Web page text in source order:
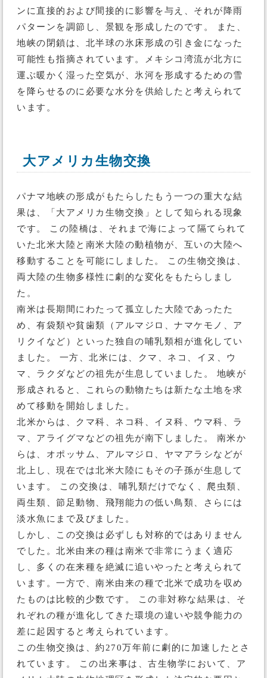
ンに直接的および間接的に影響を与え、それが降雨
パターンを調節し、景観を形成したのです。 また、
地峡の閉鎖は、北半球の氷床形成の引き金になった
可能性も指摘されています。メキシコ湾流が北方に
運ぶ暖かく湿った空気が、氷河を形成するための雪
を降らせるのに必要な水分を供給したと考えられて
います。
大アメリカ生物交換
パナマ地峡の形成がもたらしたもう一つの重大な結
果は、「大アメリカ生物交換」として知られる現象
です。 この陸橋は、それまで海によって隔てられて
いた北米大陸と南米大陸の動植物が、互いの大陸へ
移動することを可能にしました。 この生物交換は、
両大陸の生物多様性に劇的な変化をもたらしまし
た。
南米は長期間にわたって孤立した大陸であったた
め、有袋類や貧歯類（アルマジロ、ナマケモノ、ア
リクイなど）といった独自の哺乳類相が進化してい
ました。 一方、北米には、クマ、ネコ、イヌ、ウ
マ、ラクダなどの祖先が生息していました。 地峡が
形成されると、これらの動物たちは新たな土地を求
めて移動を開始しました。
北米からは、クマ科、ネコ科、イヌ科、ウマ科、ラ
マ、アライグマなどの祖先が南下しました。 南米か
らは、オポッサム、アルマジロ、ヤマアラシなどが
北上し、現在では北米大陸にもその子孫が生息して
います。 この交換は、哺乳類だけでなく、爬虫類、
両生類、節足動物、飛翔能力の低い鳥類、さらには
淡水魚にまで及びました。
しかし、この交換は必ずしも対称的ではありません
でした。北米由来の種は南米で非常にうまく適応
し、多くの在来種を絶滅に追いやったと考えられて
います。一方で、南米由来の種で北米で成功を収め
たものは比較的少数です。 この非対称な結果は、そ
れぞれの種が進化してきた環境の違いや競争能力の
差に起因すると考えられています。
この生物交換は、約270万年前に劇的に加速したとさ
れています。 この出来事は、古生物学において、ア